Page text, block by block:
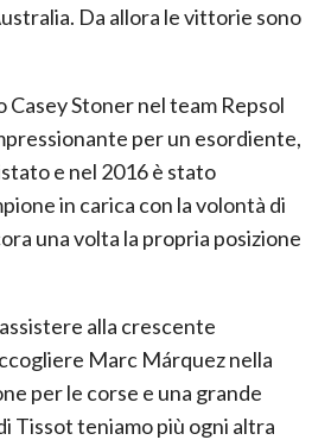
Da allora le vittorie sono
Stoner nel team Repsol
per un esordiente,
e nel 2016 è stato
in carica con la volontà di
una volta la propria posizione
alla crescente
Marc Márquez nella
per le corse e una grande
Tissot teniamo più ogni altra